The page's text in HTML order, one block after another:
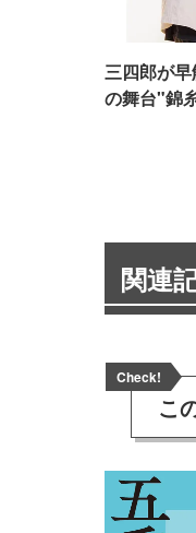
三四郎が
の舞台"錦
関連
Check!
こ